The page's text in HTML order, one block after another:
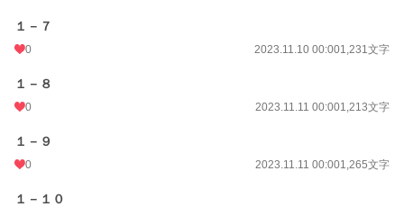
１－７
0 2023.11.10 00:001,231文字
１－８
0 2023.11.11 00:001,213文字
１－９
0 2023.11.11 00:001,265文字
１－１０